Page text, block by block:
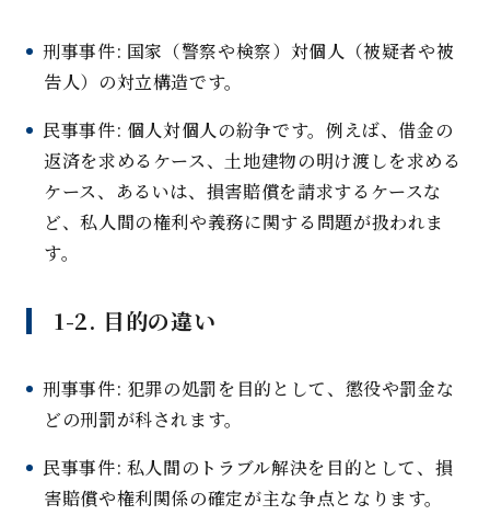
刑事事件: 国家（警察や検察）対個人（被疑者や被
告人）の対立構造です。
民事事件: 個人対個人の紛争です。例えば、借金の
返済を求めるケース、土地建物の明け渡しを求める
ケース、あるいは、損害賠償を請求するケースな
ど、私人間の権利や義務に関する問題が扱われま
す。
1-2. 目的の違い
刑事事件: 犯罪の処罰を目的として、懲役や罰金な
どの刑罰が科されます。
民事事件: 私人間のトラブル解決を目的として、損
害賠償や権利関係の確定が主な争点となります。